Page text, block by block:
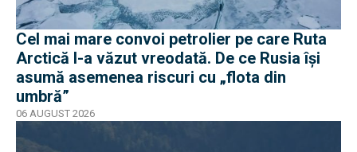
Cel mai mare convoi petrolier pe care Ruta
Arctică l-a văzut vreodată. De ce Rusia își
asumă asemenea riscuri cu „flota din
umbră”
06 AUGUST 2026